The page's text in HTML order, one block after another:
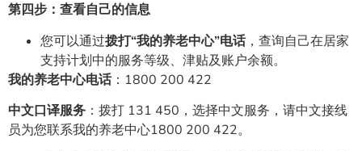
第四步：查看自己的信息
您可以通过拨打“我的养老中心”电话，查询自己在居家
支持计划中的服务等级、津贴及账户余额。
我的养老中心电话：1800 200 422
中文口译服务 ：拨打 131 450，选择中文服务，请中文接线
员为您联系我的养老中心1800 200 422。